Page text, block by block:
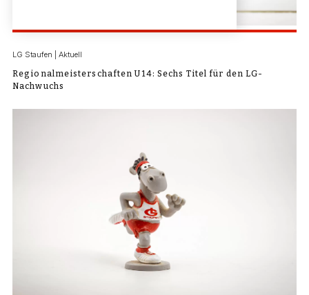
LG Staufen | Aktuell
Regionalmeisterschaften U14: Sechs Titel für den LG-
Nachwuchs